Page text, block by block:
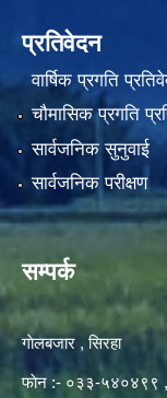
प्रतिवेदन
वार्षिक प्रगति
चौमासिक प्रगति
सार्वजनिक सुनुवाई
सार्वजनिक परीक्षण
सम्पर्क
गाेलबजार , सिरहा
फाेन :- ०३३-५४०४९९